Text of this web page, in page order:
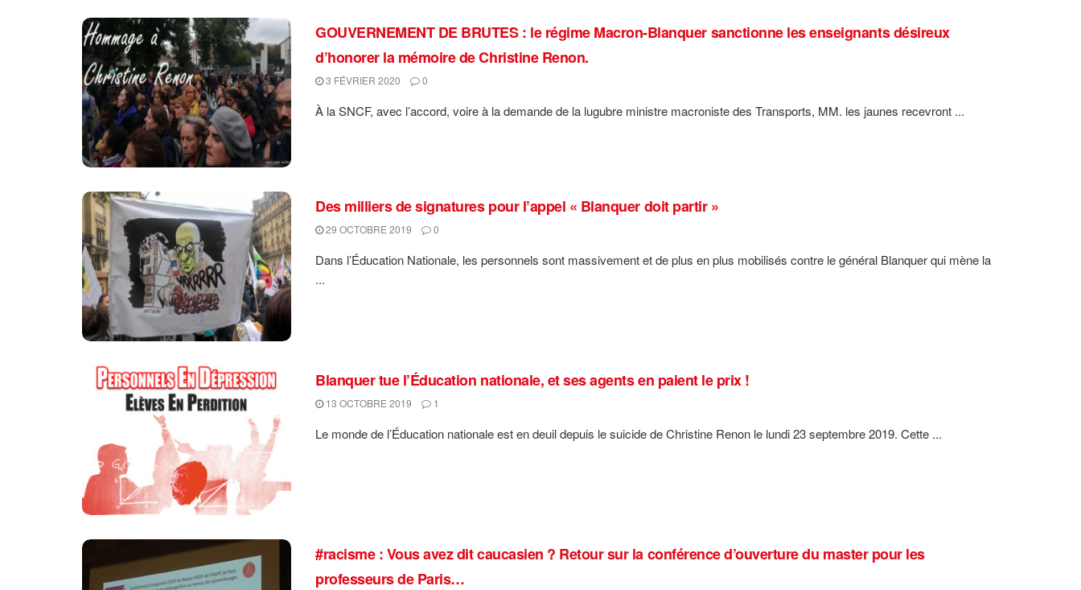
GOUVERNEMENT DE BRUTES : le régime Macron-Blanquer sanctionne les enseignants désireux
d’honorer la mémoire de Christine Renon.
3 FÉVRIER 2020 0
À la SNCF, avec l’accord, voire à la demande de la lugubre ministre macroniste des Transports, MM. les jaunes recevront ...
Des milliers de signatures pour l’appel « Blanquer doit partir »
29 OCTOBRE 2019 0
Dans l’Éducation Nationale, les personnels sont massivement et de plus en plus mobilisés contre le général Blanquer qui mène la
...
Blanquer tue l’Éducation nationale, et ses agents en paient le prix !
13 OCTOBRE 2019 1
Le monde de l’Éducation nationale est en deuil depuis le suicide de Christine Renon le lundi 23 septembre 2019. Cette ...
#racisme : Vous avez dit caucasien ? Retour sur la conférence d’ouverture du master pour les
professeurs de Paris…